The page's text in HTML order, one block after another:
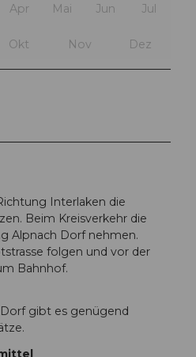
Apr Mai Jun Jul
Okt Nov Dez
Interlaken die
Beim Kreisverkehr die
Alpnach Dorf nehmen.
folgen und vor der
Bahnhof.
gibt es genügend